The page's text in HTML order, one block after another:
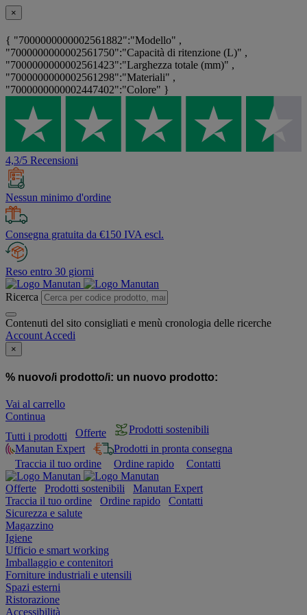
×
{ "7000000000002561882":"Modello" ,
"7000000000002561750":"Capacità di ritenzione (L)" ,
"7000000000002561423":"Larghezza totale (mm)" ,
"7000000000002561298":"Materiali" ,
"7000000000002447402":"Colore" }
4,3/5 Recensioni
Nessun minimo d'ordine
Consegna gratuita da €150 IVA escl.
Reso entro 30 giorni
Ricerca
Contenuti del sito consigliati e menù cronologia delle ricerche
Account Accedi
×
% nuovo/i prodotto/i: un nuovo prodotto:
Vai al carrello
Continua
Tutti i prodotti
Offerte
Prodotti sostenibili
Manutan Expert
Prodotti in pronta consegna
Traccia il tuo ordine
Ordine rapido Contatti
Offerte Prodotti sostenibili
Manutan Expert
Traccia il tuo ordine
Ordine rapido
Contatti
Sicurezza e salute
Magazzino
Igiene
Ufficio e smart working
Imballaggio e contenitori
Forniture industriali e utensili
Spazi esterni
Ristorazione
Accessibilità